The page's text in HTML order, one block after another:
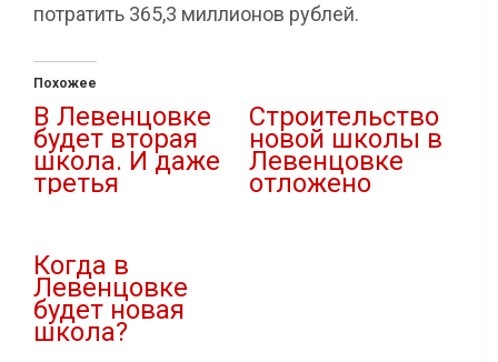
потратить 365,3 миллионов рублей.
Похожее
В Левенцовке
будет вторая
школа. И даже
третья
Строительство
новой школы в
Левенцовке
отложено
Когда в
Левенцовке
будет новая
школа?